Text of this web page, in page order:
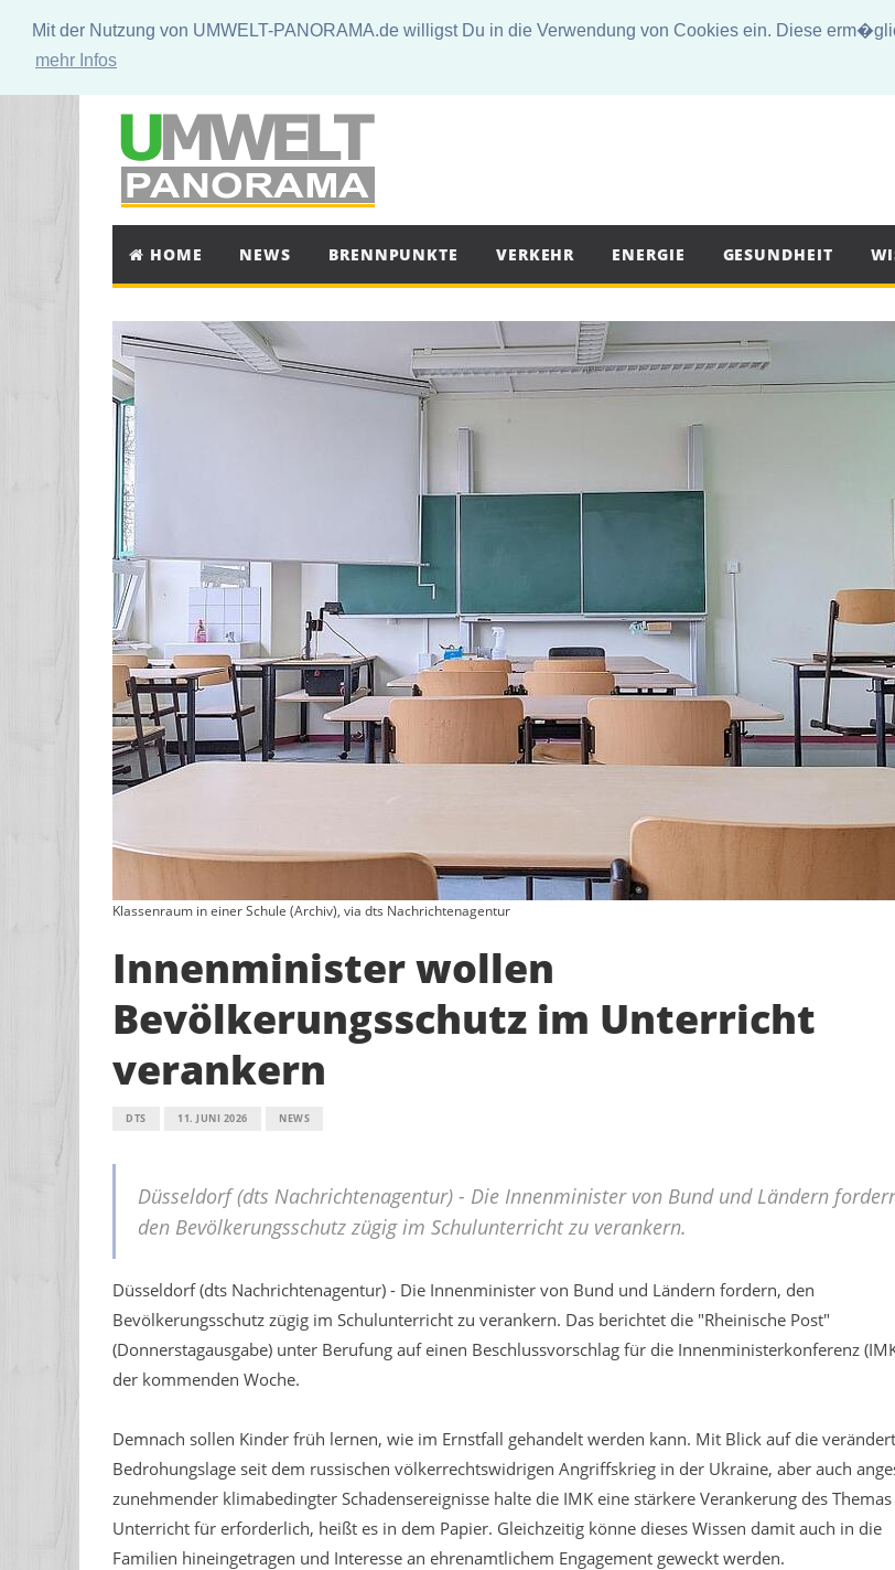
Mit der Nutzung von UMWELT-PANORAMA.de willigst Du in die Verwendung von Cookies ein. Diese
mehr Infos
HOME NEWS BRENNPUNKTE VERKEHR ENERGIE GESUNDHEIT
Klassenraum in einer Schule (Archiv), via dts Nachrichtenagentur
Innenminister wollen
Bevölkerungsschutz im Unterricht
verankern
DTS 11. JUNI 2026 NEWS
Düsseldorf (dts Nachrichtenagentur) - Die Innenminister von Bund und Ländern
den Bevölkerungsschutz zügig im Schulunterricht zu verankern.
Düsseldorf (dts Nachrichtenagentur) - Die Innenminister von Bund und Ländern fordern, den
Bevölkerungsschutz zügig im Schulunterricht zu verankern. Das berichtet die "Rheinische Post"
(Donnerstagausgabe) unter Berufung auf einen Beschlussvorschlag für die Innenministerkonferenz
der kommenden Woche.
Demnach sollen Kinder früh lernen, wie im Ernstfall gehandelt werden kann. Mit Blick auf die
Bedrohungslage seit dem russischen völkerrechtswidrigen Angriffskrieg in der Ukraine, aber auch
zunehmender klimabedingter Schadensereignisse halte die IMK eine stärkere Verankerung des
Unterricht für erforderlich, heißt es in dem Papier. Gleichzeitig könne dieses Wissen damit auch in die
Familien hineingetragen und Interesse an ehrenamtlichem Engagement geweckt werden.